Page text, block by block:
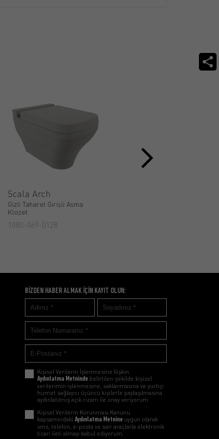
Scala Arch
Gizli Taharet Girişli Asma
Klozet
1080-069-0128
BİZDEN HABER ALMAK İÇİN KAYIT OLUN:
Kişisel Verilerin İşlenmesine İlişkin
Aydınlatma Metninde belirtilen şekilde kişisel
verilerimin işlenmesine, saklanmasına ve yurtiçi
hizmet sağlayıcı üçüncü kişilerle paylaşılmasına
aydınlatılmış açık rızam ile onay veriyorum.
Kişisel Verilerin Korunması Kanunu
kapsamındaki Aydınlatma Metnine uygun olarak
sms, telefon, e-posta ve sair araçlarla elektronik
ticari ileti almayı kabul ediyorum.